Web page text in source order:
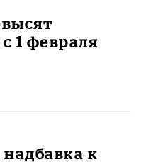
1 февраля
к